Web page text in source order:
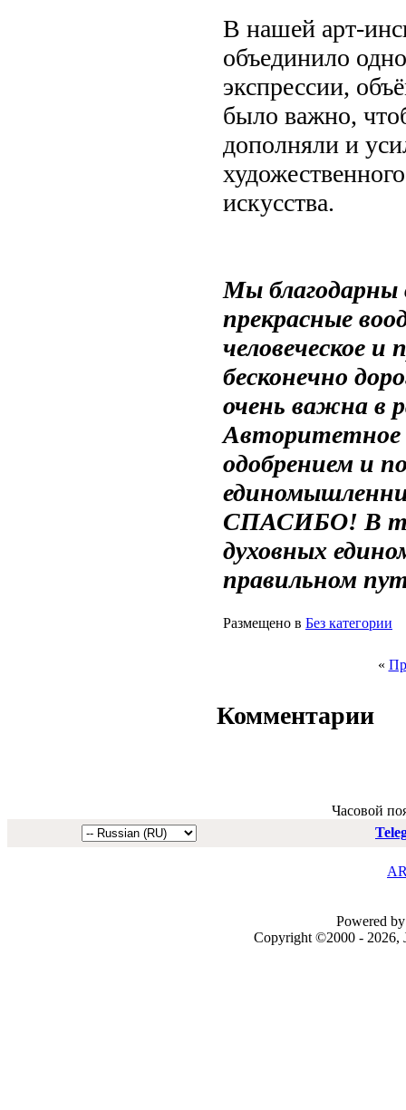
В нашей арт-
объединило
экспрессии,
было важно,
дополняли и
искусства.
Мы благодарны
прекрасные
человеческое и
бесконечно
очень важна в
Авторитетное
одобрением и
СПАСИБО! В
духовных
правильном
Размещено в Без категории
«
Комментарии
Часовой
Powered
Copyright ©2000 - 2026,